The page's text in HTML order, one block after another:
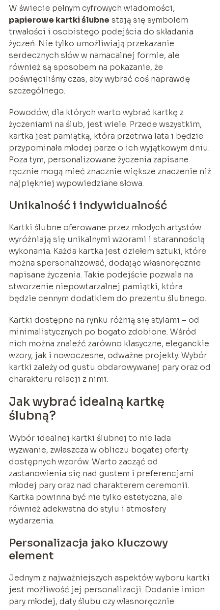
W świecie pełnym cyfrowych wiadomości,
papierowe kartki ślubne stają się symbolem
trwałości i osobistego podejścia do składania
życzeń. Nie tylko umożliwiają przekazanie
serdecznych słów w namacalnej formie, ale
również są sposobem na pokazanie, że
poświęciliśmy czas, aby wybrać coś naprawdę
szczególnego.
Powodów, dla których warto wybrać kartkę z
życzeniami na ślub, jest wiele. Przede wszystkim,
kartka jest pamiątką, która przetrwa lata i będzie
przypominała młodej parze o ich wyjątkowym dniu.
Poza tym, personalizowane życzenia zapisane
ręcznie mogą mieć znacznie większe znaczenie niż
najpiękniej wypowiedziane słowa.
Unikalność i indywidualność
Kartki ślubne oferowane przez młodych artystów
wyróżniają się unikalnymi wzorami i starannością
wykonania. Każda kartka jest dziełem sztuki, które
można spersonalizować, dodając własnoręcznie
napisane życzenia. Takie podejście pozwala na
stworzenie niepowtarzalnej pamiątki, która
będzie cennym dodatkiem do prezentu ślubnego.
Kartki dostępne na rynku różnią się stylami – od
minimalistycznych po bogato zdobione. Wśród
nich można znaleźć zarówno klasyczne, eleganckie
wzory, jak i nowoczesne, odważne projekty. Wybór
kartki zależy od gustu obdarowywanej pary oraz od
charakteru relacji z nimi.
Jak wybrać idealną kartkę
ślubną?
Wybór idealnej kartki ślubnej to nie lada
wyzwanie, zwłaszcza w obliczu bogatej oferty
dostępnych wzorów. Warto zacząć od
zastanowienia się nad gustem i preferencjami
młodej pary oraz nad charakterem ceremonii.
Kartka powinna być nie tylko estetyczna, ale
również adekwatna do stylu i atmosfery
wydarzenia.
Personalizacja jako kluczowy
element
Jednym z najważniejszych aspektów wyboru kartki
jest możliwość jej personalizacji. Dodanie imion
pary młodej, daty ślubu czy własnoręcznie